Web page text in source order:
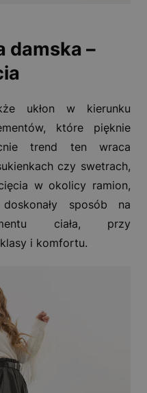
damska –
ukłon w kierunku
które pięknie
trend ten wraca
czy swetrach,
w okolicy ramion,
sposób na
ciała, przy
i komfortu.